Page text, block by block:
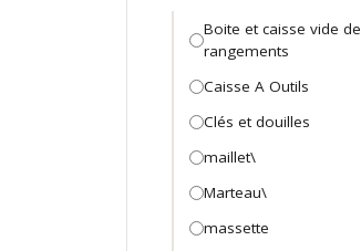
Boite et caisse vide de
rangements
Caisse A Outils
Clés et douilles
maillet\
Marteau\
massette